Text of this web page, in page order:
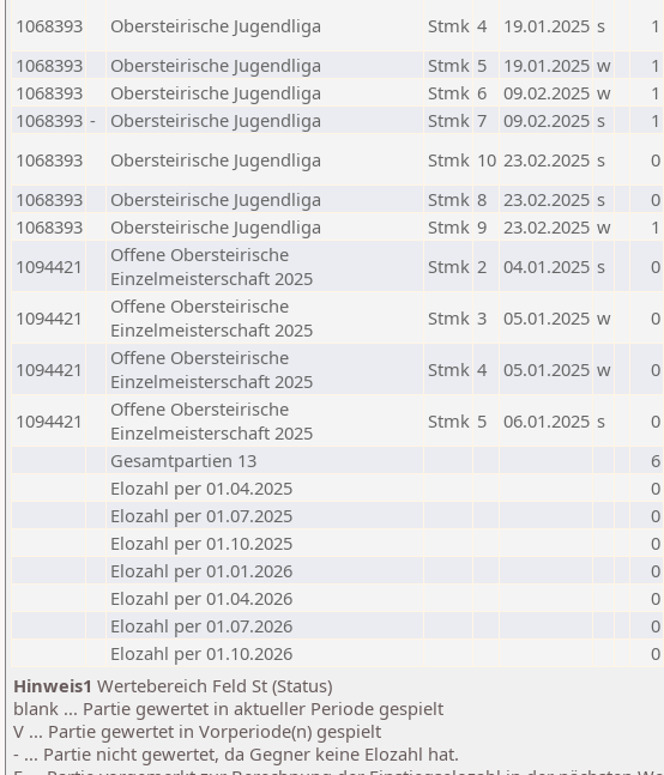
1068393
Obersteirische Jugendliga Stmk 4 19.01.2025 s 1
1068393
Obersteirische Jugendliga Stmk 5 19.01.2025 w 1
1068393
Obersteirische Jugendliga Stmk 6 09.02.2025 w 1
1068393 - Obersteirische Jugendliga Stmk 7 09.02.2025 s 1
1068393
Obersteirische Jugendliga Stmk 10 23.02.2025 s 0
1068393
Obersteirische Jugendliga Stmk 8 23.02.2025 s 0
1068393
Obersteirische Jugendliga Stmk 9 23.02.2025 w 1
1094421
Offene Obersteirische
Einzelmeisterschaft 2025
Stmk 2 04.01.2025 s 0
1094421
Offene Obersteirische
Einzelmeisterschaft 2025
Stmk 3 05.01.2025 w 0
1094421
Offene Obersteirische
Einzelmeisterschaft 2025
Stmk 4 05.01.2025 w 0
1094421
Offene Obersteirische
Einzelmeisterschaft 2025
Stmk 5 06.01.2025 s 0
Gesamtpartien 13
6
Elozahl per 01.04.2025
0
Elozahl per 01.07.2025
0
Elozahl per 01.10.2025
0
Elozahl per 01.01.2026
0
Elozahl per 01.04.2026
0
Elozahl per 01.07.2026
0
Elozahl per 01.10.2026
0
Hinweis1 Wertebereich Feld St (Status)
blank ... Partie gewertet in aktueller Periode gespielt
V ... Partie gewertet in Vorperiode(n) gespielt
- ... Partie nicht gewertet, da Gegner keine Elozahl hat.